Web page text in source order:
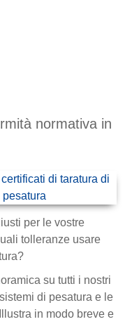
normativa in
per le vostre
tolleranze usare
su tutti i nostri
di pesatura e le
in modo breve e